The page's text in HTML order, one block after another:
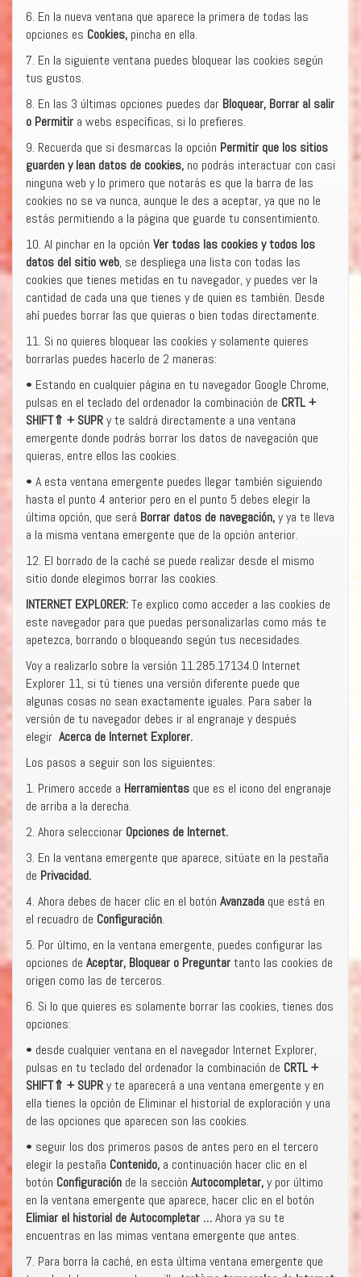
6. En la nueva ventana que aparece la primera de todas las
opciones es Cookies, pincha en ella.
7. En la siguiente ventana puedes bloquear las cookies según
tus gustos.
8. En las 3 últimas opciones puedes dar Bloquear, Borrar al salir
o Permitir a webs específicas, si lo prefieres.
9. Recuerda que si desmarcas la opción Permitir que los sitios
guarden y lean datos de cookies, no podrás interactuar con casi
ninguna web y lo primero que notarás es que la barra de las
cookies no se va nunca, aunque le des a aceptar, ya que no le
estás permitiendo a la página que guarde tu consentimiento.
10. Al pinchar en la opción Ver todas las cookies y todos los
datos del sitio web, se despliega una lista con todas las
cookies que tienes metidas en tu navegador, y puedes ver la
cantidad de cada una que tienes y de quien es también. Desde
ahí puedes borrar las que quieras o bien todas directamente.
11. Si no quieres bloquear las cookies y solamente quieres
borrarlas puedes hacerlo de 2 maneras:
• Estando en cualquier página en tu navegador Google Chrome,
pulsas en el teclado del ordenador la combinación de CRTL +
SHIFT⇑ + SUPRy te saldrá directamente a una ventana
emergente donde podrás borrar los datos de navegación que
quieras, entre ellos las cookies.
• A esta ventana emergente puedes llegar también siguiendo
hasta el punto 4 anterior pero en el punto 5 debes elegir la
última opción, que será Borrar datos de navegación,y ya te lleva
a la misma ventana emergente que de la opción anterior.
12. El borrado de la caché se puede realizar desde el mismo
sitio donde elegimos borrar las cookies.
INTERNET EXPLORER:Te explico como acceder a las cookies de
este navegador para que puedas personalizarlas como más te
apetezca, borrando o bloqueando según tus necesidades.
Voy a realizarlo sobre la versión 11.285.17134.0 Internet
Explorer 11, si tú tienes una versión diferente puede que
algunas cosas no sean exactamente iguales. Para saber la
versión de tu navegador debes ir al engranaje y después
elegir Acerca de Internet Explorer.
Los pasos a seguir son los siguientes:
1. Primero accede a Herramientas que es el icono del engranaje
de arriba a la derecha.
2. Ahora seleccionar Opciones de Internet.
3. En la ventana emergente que aparece, sitúate en la pestaña
de Privacidad.
4. Ahora debes de hacer clic en el botón Avanzada que está en
el recuadro de Configuración.
5. Por último, en la ventana emergente, puedes configurar las
opciones de Aceptar, Bloquear o Preguntartanto las cookies de
origen como las de terceros.
6. Si lo que quieres es solamente borrar las cookies, tienes dos
opciones:
• desde cualquier ventana en el navegador Internet Explorer,
pulsas en tu teclado del ordenador la combinación de CRTL +
SHIFT⇑ + SUPRy te aparecerá a una ventana emergente y en
ella tienes la opción de Eliminar el historial de exploración y una
de las opciones que aparecen son las cookies.
• seguir los dos primeros pasos de antes pero en el tercero
elegir la pestaña Contenido, a continuación hacer clic en el
botón Configuración de la sección Autocompletar,y por último
en la ventana emergente que aparece, hacer clic en el botón
Elimiar el historial de Autocompletar …Ahora ya su te
encuentras en las mimas ventana emergente que antes.
7. Para borra la caché, en esta última ventana emergente que